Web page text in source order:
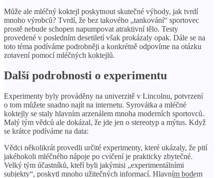
Může ale mléčný koktejl poskytnout skutečné výhody, jak tvrdí
mnoho výrobců? Tvrdí, že bez takového „tankování“ sportovec
prostě nebude schopen napumpovat atraktivní tělo. Testy
provedené v posledním desetiletí však prokázaly opak. Dále se na
toto téma podíváme podrobněji a konkrétně odpovíme na otázku
zotavení pomocí mléčných koktejlů.
Další podrobnosti o experimentu
Experimenty byly prováděny na univerzitě v Lincolnu, potvrzení
o tom můžete snadno najít na internetu. Syrovátka a mléčné
koktejly se staly hlavním arzenálem mnoha moderních sportovců.
Malý tým vědců ale dokázal, že jde jen o stereotyp a mýtus. Když
se krátce podíváme na data:
Vědci několikrát provedli určité experimenty, které ukázaly, že pití
jakéhokoli mléčného nápoje po cvičení je prakticky zbytečné.
Velký tým účastníků, kteří byli jakýmisi „experimentálními
subjekty“, poskytl mnoho užitečných informací. Hlavním bodem